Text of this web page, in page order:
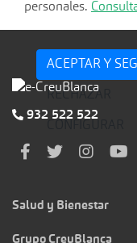
personales.
ACEPTAR Y
RECHAZAR
932 522 522
Salud y Bienestar
Grupo CreuBlanca